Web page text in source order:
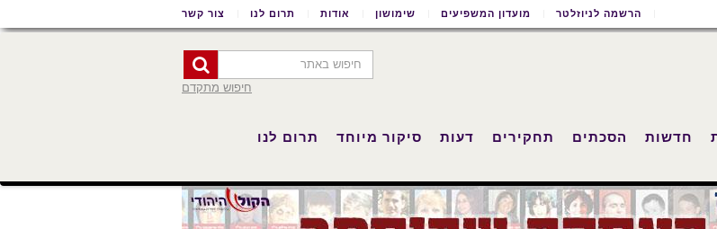
הרשמה לניוזלטר מועדון המשפיעים שימושון אודות תרום לנו צור קשר
חיפוש מתקדם
חדשות הסכתים תחקירים דעות סיקור מיוחד תרום לנו